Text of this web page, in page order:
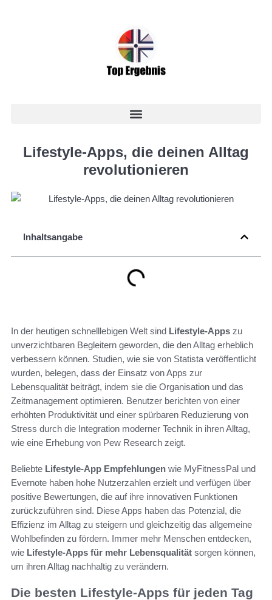
Lifestyle-Apps, die deinen Alltag
revolutionieren
Inhaltsangabe
In der heutigen schnelllebigen Welt sind Lifestyle-Apps zu
unverzichtbaren Begleitern geworden, die den Alltag erheblich
verbessern können. Studien, wie sie von Statista veröffentlicht
wurden, belegen, dass der Einsatz von Apps zur
Lebensqualität beiträgt, indem sie die Organisation und das
Zeitmanagement optimieren. Benutzer berichten von einer
erhöhten Produktivität und einer spürbaren Reduzierung von
Stress durch die Integration moderner Technik in ihren Alltag,
wie eine Erhebung von Pew Research zeigt.
Beliebte Lifestyle-App Empfehlungen wie MyFitnessPal und
Evernote haben hohe Nutzerzahlen erzielt und verfügen über
positive Bewertungen, die auf ihre innovativen Funktionen
zurückzuführen sind. Diese Apps haben das Potenzial, die
Effizienz im Alltag zu steigern und gleichzeitig das allgemeine
Wohlbefinden zu fördern. Immer mehr Menschen entdecken,
wie Lifestyle-Apps für mehr Lebensqualität sorgen können,
um ihren Alltag nachhaltig zu verändern.
Die besten Lifestyle-Apps für jeden Tag